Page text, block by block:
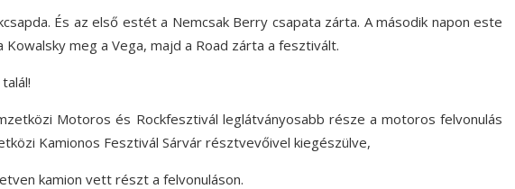
És az első estét a Nemcsak Berry csapata zárta. A második napon este
meg a Vega, majd a Road zárta a fesztivált.
talál!
Motoros és Rockfesztivál leglátványosabb része a motoros felvonulás
Kamionos Fesztivál Sárvár résztvevőivel kiegészülve,
kamion vett részt a felvonuláson.